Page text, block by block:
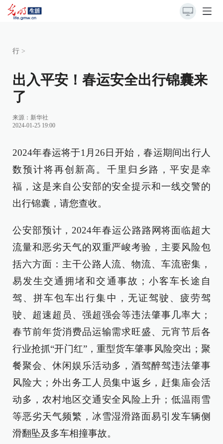
行 >
出入平安！春运安全出行锦囊来
了
来源： 新华社
2024-01-25 19:00
2024年春运将于1月26日开始，春运期间出行人
数预计将再创新高。千里归乡路，平安是幸
福，这是来自公安部的安全提示和一线交警的
出行锦囊，请您查收。
公安部预计，2024年春运公路路网将面临超大
流量和恶劣天气的双重严峻考验，主要风险包
括六方面：主干公路人流、物流、车流密集，
易发生交通拥堵和交通事故；小客车长途自
驾、拼车包车出行集中，无证驾驶、疲劳驾
驶、超速超员、强超强会等违法肇事几率大；
春节前年货消费品运输需求旺盛、元宵节后各
行业抢抓“开门红”，重型货车肇事风险突出；聚
餐聚会、休闲娱乐活动多，酒驾醉驾违法肇事
风险大；外出务工人员集中返乡，赶集庙会活
动多，农村地区交通安全风险上升；低温雨雪
等恶劣天气频繁，冰雪湿滑路面易引发车辆侧
滑翻坠及多车相撞事故。